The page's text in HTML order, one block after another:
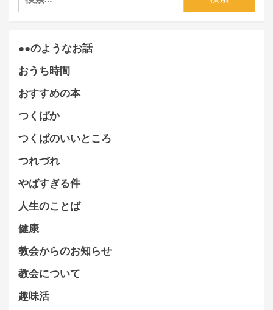
索:
●●のようなお話
おうち時間
おすすめの本
つくばか
つくばのいいところ
つれづれ
やばすぎる件
人生のことば
健康
教会からのお知らせ
教会について
趣味活